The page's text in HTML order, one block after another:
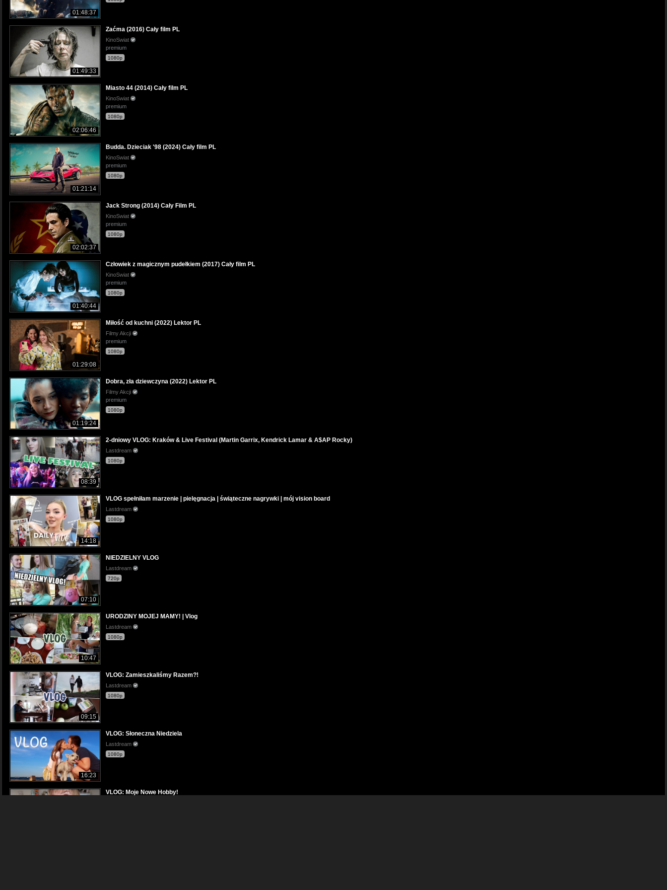
01:48:37
01:49:33
Zaćma (2016) Cały film PL
KinoSwiat
premium
1080p
02:06:46
Miasto 44 (2014) Cały film PL
KinoSwiat
premium
1080p
01:21:14
Budda. Dzieciak '98 (2024) Cały film PL
KinoSwiat
premium
1080p
02:02:37
Jack Strong (2014) Cały Film PL
KinoSwiat
premium
1080p
01:40:44
Człowiek z magicznym pudełkiem (2017) Cały film PL
KinoSwiat
premium
1080p
01:29:08
Miłość od kuchni (2022) Lektor PL
Filmy Akcji
premium
1080p
01:19:24
Dobra, zła dziewczyna (2022) Lektor PL
Filmy Akcji
premium
1080p
08:39
2-dniowy VLOG: Kraków & Live Festival (Martin Garrix, Kendrick Lamar & A$AP Rocky)
Lastdream
1080p
14:18
VLOG spełniłam marzenie | pielęgnacja | świąteczne nagrywki | mój vision board
Lastdream
1080p
07:10
NIEDZIELNY VLOG
Lastdream
720p
10:47
URODZINY MOJEJ MAMY! | Vlog
Lastdream
1080p
09:15
VLOG: Zamieszkaliśmy Razem?!
Lastdream
1080p
16:23
VLOG: Słoneczna Niedziela
Lastdream
1080p
VLOG: Moje Nowe Hobby!